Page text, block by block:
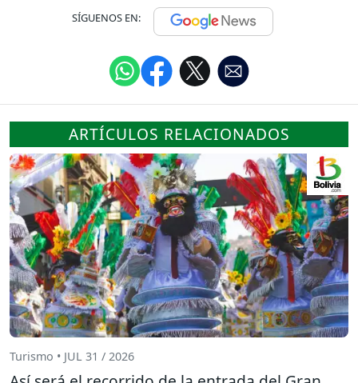
SÍGUENOS EN:
ARTÍCULOS RELACIONADOS
Turismo • JUL 31 / 2026